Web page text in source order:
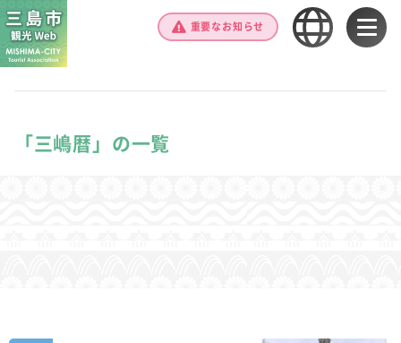
重要なお知らせ
「三嶋暦」の一覧